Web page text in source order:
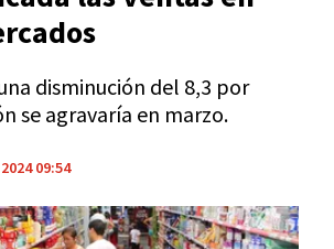
disminución del 8,3 por
se agravaría en marzo.
09:54